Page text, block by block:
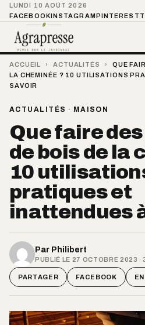
LUNDI 10 AOÛT 2026
FACEBOOKINSTAGRAMPINTEREST
ACCUEIL › ACTUALITÉS ›
QUE
LA CHEMINÉE ? 10 UTILISATIONS
SAVOIR
ACTUALITÉS · MAISON
Que faire
de bois de la
10
pratiques et
inattendues
Par Philibert
PUBLIÉ LE 27 OCTOBRE 2023 ·
PARTAGER FACEBOOK